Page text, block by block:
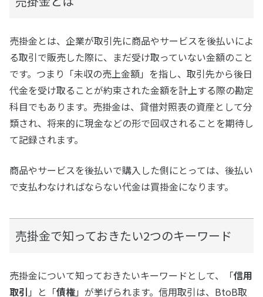
売掛金とは、企業が取引先に商品やサービスを後払いによ
る取引で販売した際に、まだ受け取っていない金額のこと
です。つまり「未収の売上金額」を指し、取引先から後日
代金を受け取ることが約束された金額を計上する際の勘定
科目でもあります。売掛金は、貸借対照表の資産として分
類され、将来的に現金などの形で回収されることを期待し
て記録されます。
商品やサービスを後払いで購入した側にとっては、後払い
で支払わなければならない代金は買掛金になります。
売掛金で知っておきたい2つのキーワード
売掛金について知っておきたいキーワードとして、「信用
取引 」と「債権」が挙げられます。信用取引は、BtoB取